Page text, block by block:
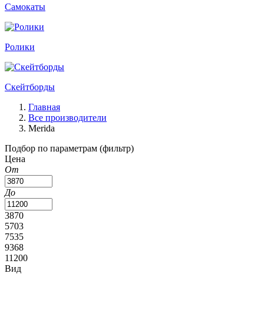
Самокаты
Ролики
Скейтборды
Главная
Все производители
Merida
Подбор по параметрам (фильтр)
Цена
От
До
3870
5703
7535
9368
11200
Вид